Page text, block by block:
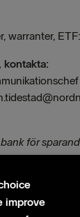
warranter,
kontakta:
för
ett
improve